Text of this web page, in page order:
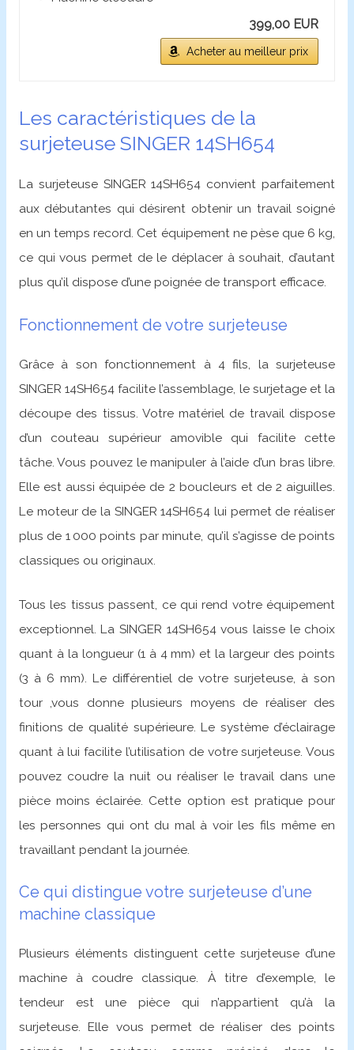
399,00 EUR
Acheter au meilleur prix
Les caractéristiques de la
surjeteuse SINGER 14SH654
La surjeteuse SINGER 14SH654 convient parfaitement
aux débutantes qui désirent obtenir un travail soigné
en un temps record. Cet équipement ne pèse que 6 kg,
ce qui vous permet de le déplacer à souhait, d’autant
plus qu’il dispose d’une poignée de transport efficace.
Fonctionnement de votre surjeteuse
Grâce à son fonctionnement à 4 fils, la surjeteuse
SINGER 14SH654 facilite l’assemblage, le surjetage et la
découpe des tissus. Votre matériel de travail dispose
d’un couteau supérieur amovible qui facilite cette
tâche. Vous pouvez le manipuler à l’aide d’un bras libre.
Elle est aussi équipée de 2 boucleurs et de 2 aiguilles.
Le moteur de la SINGER 14SH654 lui permet de réaliser
plus de 1 000 points par minute, qu’il s’agisse de points
classiques ou originaux.
Tous les tissus passent, ce qui rend votre équipement
exceptionnel. La SINGER 14SH654 vous laisse le choix
quant à la longueur (1 à 4 mm) et la largeur des points
(3 à 6 mm). Le différentiel de votre surjeteuse, à son
tour ,vous donne plusieurs moyens de réaliser des
finitions de qualité supérieure. Le système d’éclairage
quant à lui facilite l’utilisation de votre surjeteuse. Vous
pouvez coudre la nuit ou réaliser le travail dans une
pièce moins éclairée. Cette option est pratique pour
les personnes qui ont du mal à voir les fils même en
travaillant pendant la journée.
Ce qui distingue votre surjeteuse d’une
machine classique
Plusieurs éléments distinguent cette surjeteuse d’une
machine à coudre classique. À titre d’exemple, le
tendeur est une pièce qui n’appartient qu’à la
surjeteuse. Elle vous permet de réaliser des points